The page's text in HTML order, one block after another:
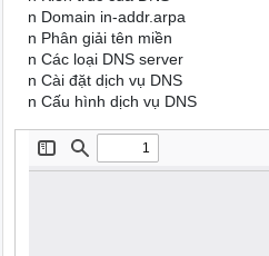
n Domain in-addr.arpa
n Phân giải tên miền
n Các loại DNS server
n Cài đặt dịch vụ DNS
n Cấu hình dịch vụ DNS